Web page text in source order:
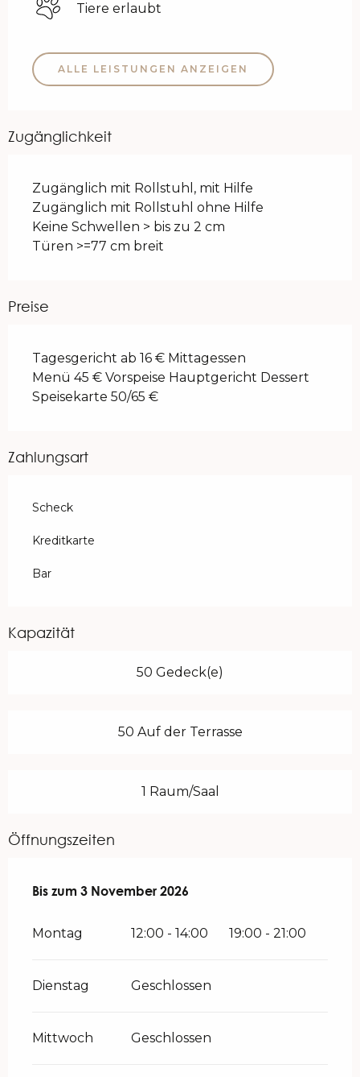
Tiere erlaubt
ALLE LEISTUNGEN ANZEIGEN
Zugänglichkeit
Zugänglich mit Rollstuhl, mit Hilfe
Zugänglich mit Rollstuhl ohne Hilfe
Keine Schwellen > bis zu 2 cm
Türen >=77 cm breit
Preise
Tagesgericht ab 16 € Mittagessen
Menü 45 € Vorspeise Hauptgericht Dessert
Speisekarte 50/65 €
Zahlungsart
Scheck
Kreditkarte
Bar
Kapazität
50 Gedeck(e)
50 Auf der Terrasse
1 Raum/Saal
Öffnungszeiten
vom12 März 2026bis zum
Bis zum 3 November 2026
Montag 12:00 - 14:00 19:00 - 21:00
Dienstag Geschlossen
Mittwoch Geschlossen